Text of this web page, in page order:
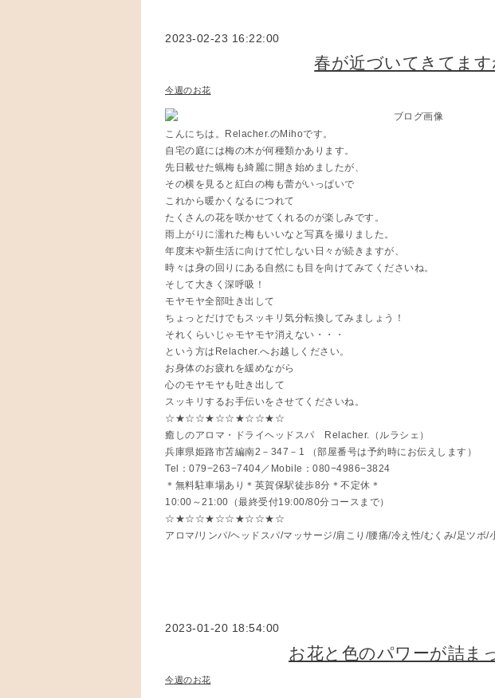
2023-02-23 16:22:00
春が近づいてきてま
今週のお花
こんにちは。Relacher.のMihoです。
自宅の庭には梅の木が何種類かあります。
先日載せた蝋梅も綺麗に開き始めましたが、
その横を見ると紅白の梅も蕾がいっぱいで
これから暖かくなるにつれて
たくさんの花を咲かせてくれるのが楽しみです。
雨上がりに濡れた梅もいいなと写真を撮りました。
年度末や新生活に向けて忙しない日々が続きますが、
時々は身の回りにある自然にも目を向けてみてくださいね。
そして大きく深呼吸！
モヤモヤ全部吐き出して
ちょっとだけでもスッキリ気分転換してみましょう！
それくらいじゃモヤモヤ消えない・・・
という方はRelacher.へお越しください。
お身体のお疲れを緩めながら
心のモヤモヤも吐き出して
スッキリするお手伝いをさせてくださいね。
☆★☆☆★☆☆★☆☆★☆
癒しのアロマ・ドライヘッドスパ Relacher.（ルラシェ）
兵庫県姫路市苫編南2－347－1 （部屋番号は予約時にお伝えします）
Tel：079−263−7404／Mobile：080−4986−3824
＊無料駐車場あり＊英賀保駅徒歩8分＊不定休＊
10:00～21:00（最終受付19:00/80分コースまで）
☆★☆☆★☆☆★☆☆★☆
アロマ/リンパ/ヘッドスパ/マッサージ/肩こり/腰痛/冷え性/むくみ/足ツボ/
2023-01-20 18:54:00
お花と色のパワーが詰ま
今週のお花